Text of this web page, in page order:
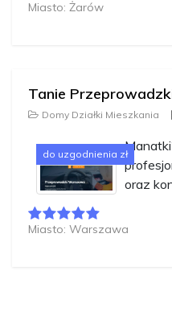
Miasto: Żarów
Tanie
Domy Działki Mieszkania
do uzgodnienia zł
oraz
Miasto: Warszawa